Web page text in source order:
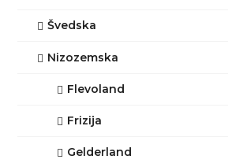
Švedska
Nizozemska
Flevoland
Frizija
Gelderland